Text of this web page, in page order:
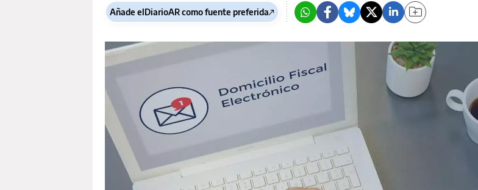
Añade elDiarioAR como fuente preferida